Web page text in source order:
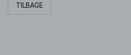
TILBAGE